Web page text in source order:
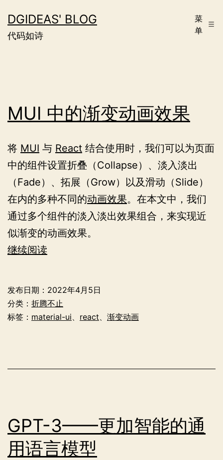
至
内
DGIDEAS' BLOG
代码如诗
菜
单
MUI 中的渐变动画效果
将 MUI 与 React 结合使用时，我们可以为页面
中的组件设置折叠（Collapse）、淡入淡出
（Fade）、拓展（Grow）以及滑动（Slide）
在内的多种不同的动画效果。在本文中，我们
通过多个组件的淡入淡出效果组合，来实现近
似渐变的动画效果。
继续阅读
渐
变
效
发布日期： 2022年4月5日
分类： 折腾不止
标签： material-ui react 渐变动画
GPT-3——更加智能的通
用语言模型